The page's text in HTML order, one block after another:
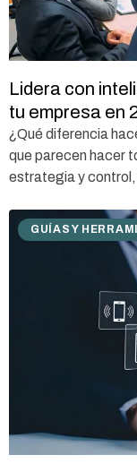
Lidera con
tu empresa en
¿Qué diferencia
que parecen hacer
estrategia y control,
GUÍAS Y